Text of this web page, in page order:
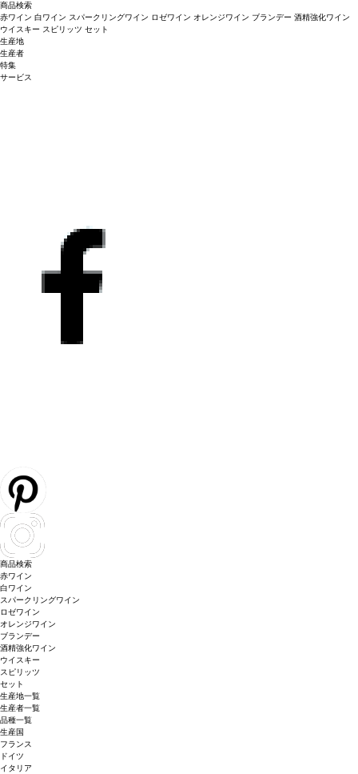
商品検索
赤ワイン 白ワイン スパークリングワイン ロゼワイン オレンジワイン ブランデー 酒精強化ワイン
ウイスキー スピリッツ セット
生産地
生産者
特集
サービス
商品検索
赤ワイン
白ワイン
スパークリングワイン
ロゼワイン
オレンジワイン
ブランデー
酒精強化ワイン
ウイスキー
スピリッツ
セット
生産地一覧
生産者一覧
品種一覧
生産国
フランス
ドイツ
イタリア